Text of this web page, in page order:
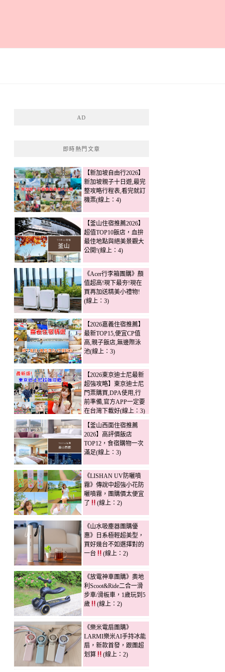
AD
即時熱門文章
【新加坡自由行2026】
新加坡親子十日遊,最完
整攻略行程表,看完就訂
機票(線上：4)
【釜山住宿推薦2026】
超值TOP10飯店，血拚
最佳地點與絕美景觀大
公開!(線上：4)
《Acer行李箱團購》顏
值超高!現下最夯!現在
買再加送精美小禮物!
(線上：3)
【2026嘉義住宿推薦】
最新TOP15,便宜CP值
高,親子飯店,無邊際泳
池(線上：3)
【2026東京迪士尼最新
超強攻略】東京迪士尼
門票購買,DPA使用,行
前準備,官方APP一定要
在台灣下載好(線上：3)
【釜山西面住宿推薦
2026】高評價飯店
TOP12，食宿購物一次
滿足(線上：3)
《LISHAN UV防曬噴
霧》傳說中超強小花防
曬噴霧，團購價太便宜
了
(線上：2)
《山水吸塵器團購優
惠》日系極輕超美型，
買好幾台不如選擇對的
一台
(線上：2)
《放電神車團購》奧地
利Scoot&Ride二合一滑
步車/滑板車，1歲玩到5
歲
(線上：2)
《樂米電扇團購》
LARMI樂米AI手持冰能
扇，新款首發，跟團超
划算
(線上：2)